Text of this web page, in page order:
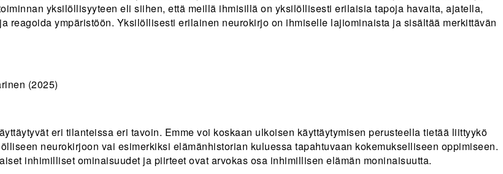
yksilöllisyyteen eli siihen, että meillä ihmisillä on yksilöllisesti erilaisia tapoja havaita, ajatella,
reagoida ympäristöön. Yksilöllisesti erilainen neurokirjo on ihmiselle lajiominaista ja sisältää merkittävän
(2025)
eri tilanteissa eri tavoin. Emme voi koskaan ulkoisen käyttäytymisen perusteella tietää liittyykö
neurokirjoon vai esimerkiksi elämänhistorian kuluessa tapahtuvaan kokemukselliseen oppimiseen.
inhimilliset ominaisuudet ja piirteet ovat arvokas osa inhimillisen elämän moninaisuutta.